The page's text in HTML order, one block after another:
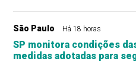
São Paulo Há 18 horas
SP monitora condições
medidas adotadas para